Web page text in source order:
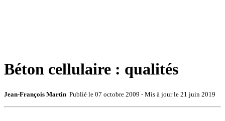
Béton cellulaire : qualités
Jean-François Martin Publié le 07 octobre 2009 - Mis à jour le 21 juin 2019